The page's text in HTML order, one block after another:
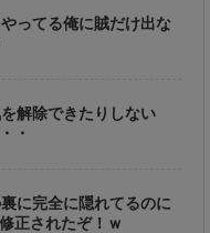
ってる俺に賊だけ出な
解除できたりしない
・
に完全に隠れてるのに
正されたぞ！ｗ